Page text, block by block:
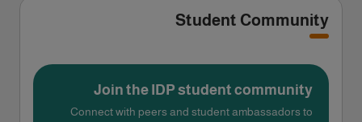
Student Community
Join the IDP student community
Connect with peers and student ambassadors to